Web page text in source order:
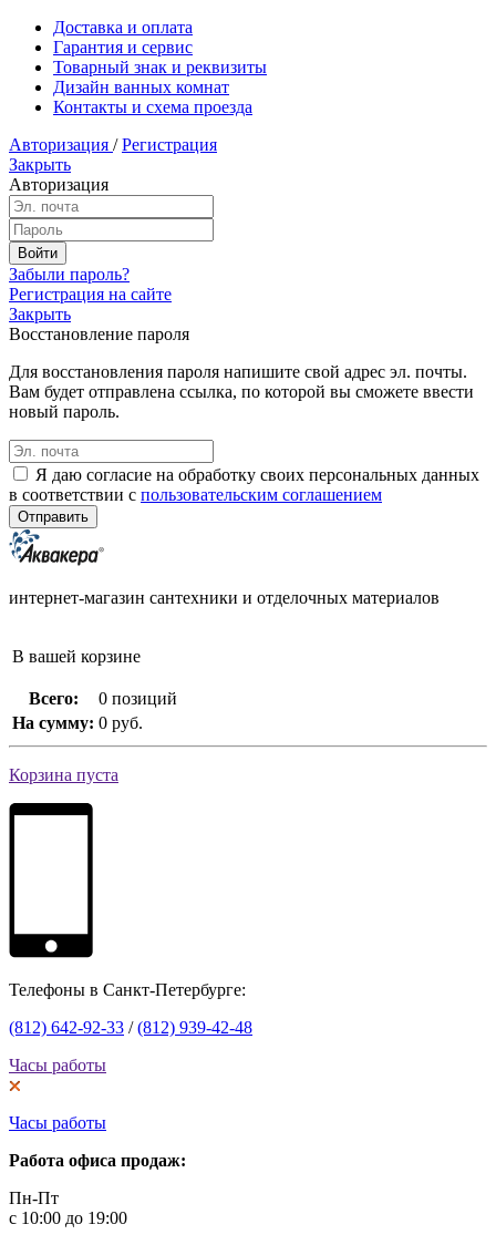
Доставка и оплата
Гарантия и сервис
Товарный знак и реквизиты
Дизайн ванных комнат
Контакты и схема проезда
Авторизация / Регистрация
Закрыть
Авторизация
Забыли пароль?
Регистрация на сайте
Закрыть
Восстановление пароля
Для восстановления пароля напишите свой адрес эл. почты.
Вам будет отправлена ссылка, по которой вы сможете ввести
новый пароль.
Я даю согласие на обработку своих персональных данных
в соответствии с пользовательским соглашением
интернет-магазин сантехники и отделочных материалов
В вашей корзине
Всего:
0 позиций
На сумму: 0 руб.
Корзина пуста
Телефоны в Санкт-Петербурге:
(812) 642-92-33 /(812) 939-42-48
Часы работы
Часы работы
Работа офиса продаж:
Пн-Пт
с 10:00 до 19:00